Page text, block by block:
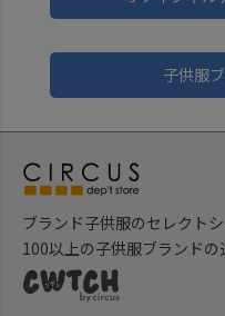
子供服
ブランド子供服のセレクトシ
100以上の子供服ブランドの